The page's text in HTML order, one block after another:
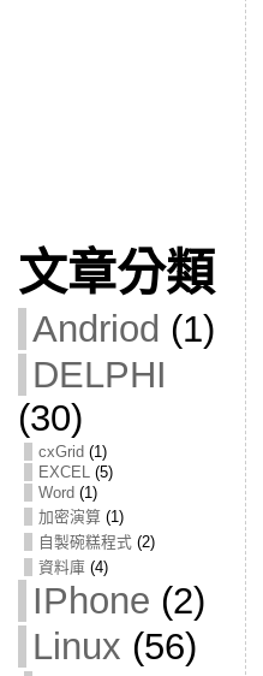
文章分類
Andriod (1)
DELPHI
(30)
cxGrid (1)
EXCEL(5)
Word (1)
加密演算(1)
自製碗糕程式(2)
資料庫(4)
IPhone (2)
Linux (56)